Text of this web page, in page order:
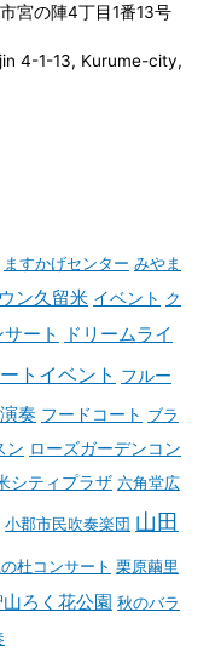
宮の陣4丁目1番13号
4-1-13, Kurume-city,
ますかげセンター みやま
ン久留米 イベント ク
サート
ドリームライ
トイベント フルー
奏 フードコート ブラ
ン ローズガーデンコン
シティプラザ 六角堂広
小郡市民吹奏楽団 山田
杜コンサート 栗原繭里
ろく花公園 秋のバラ